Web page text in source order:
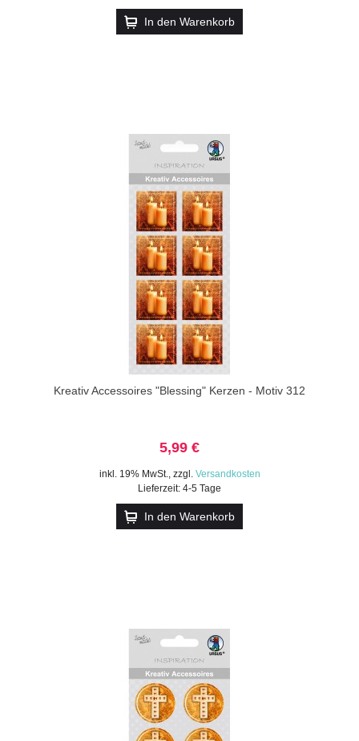
In den Warenkorb
Kreativ Accessoires "Blessing" Kerzen - Motiv 312
5,99 €
inkl. 19% MwSt., zzgl. Versandkosten
Lieferzeit: 4-5 Tage
In den Warenkorb